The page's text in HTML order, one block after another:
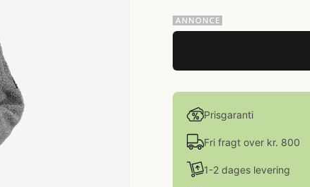
Prisgaranti
Fri fragt over kr. 800
1-2 dages levering